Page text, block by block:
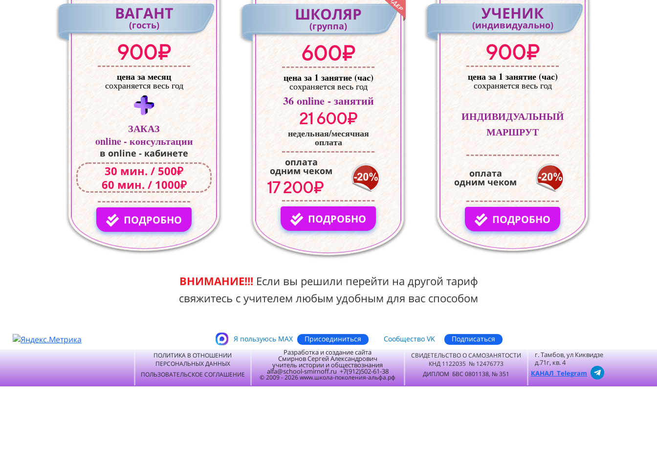
ВАГАНТ
(гость)
900₽
цена за месяц
сохраняется весь год
ЗАКАЗ
online - консультации
в online - кабинете
30 мин. / 500₽
60 мин. / 1000₽
ПОДРОБНО
ШКОЛЯР
(группа)
600₽
цена за 1 занятие (час)
сохраняется весь год
36online - занятий
21 600₽
недельная/месячная
оплата
оплата
одним чеком
17 200₽
ПОДРОБНО
УЧЕНИК
(индивидуально)
900₽
цена за 1 занятие (час)
сохраняется весь год
ИНДИВИДУАЛЬНЫЙ
МАРШРУТ
оплата
одним чеком
ПОДРОБНО
ВНИМАНИЕ!!! Если вы решили перейти на другой тариф
свяжитесь с учителем любым удобным для вас способом
Я пользуюсь MАХ Присоединиться Сообщество VK Подписаться
ПОЛИТИКА В ОТНОШЕНИИ
ПЕРСОНАЛЬНЫХ ДАННЫХ
ПОЛЬЗОВАТЕЛЬСКОЕ СОГЛАШЕНИЕ
Разработка и создание сайта
Смирнов Сергей Александрович
учитель истории и обществознания
alfa@school-smirnoff.ru +7(912)502-61-38
© 2009 - 2026 www.школа-поколения-альфа.рф
СВИДЕТЕЛЬСТВО О САМОЗАНЯТОСТИ
КНД 1122035 № 12476773
ДИПЛОМ БВС 0801138, № 351
г. Тамбов, ул Киквидзе
д.71г, кв. 4
КАНАЛ Telegram